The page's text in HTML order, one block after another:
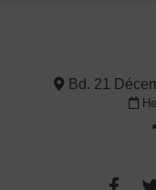
Bd. 21